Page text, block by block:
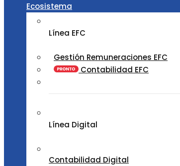
Ecosistema
Línea EFC
Gestión Remuneraciones EFC
Contabilidad EFC
Línea Digital
Contabilidad Digital